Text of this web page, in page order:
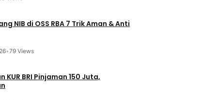
NIB di OSS RBA 7 Trik Aman & Anti
•79 Views
KUR BRI Pinjaman 150 Juta,